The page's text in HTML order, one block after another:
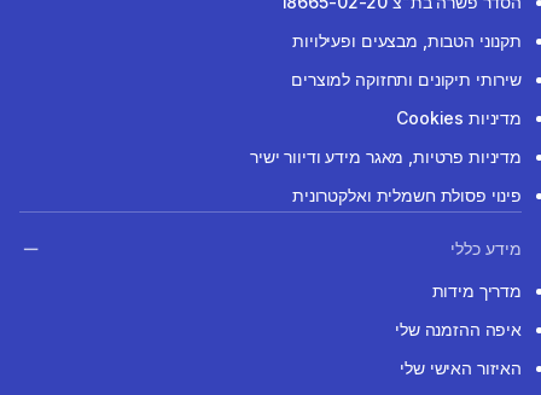
תקנוני הטבות, מבצעים ופעילויות
שירותי תיקונים ותחזוקה למוצרים
מדיניות Cookies
מדיניות פרטיות, מאגר מידע ודיוור ישיר
פינוי פסולת חשמלית ואלקטרונית
מידע כללי
מדריך מידות
איפה ההזמנה שלי
האיזור האישי שלי